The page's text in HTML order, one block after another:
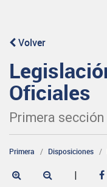
Volver
Oficiales
Primera sección
Primera Disposiciones
|